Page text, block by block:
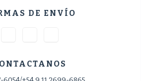
DE ENVÍO